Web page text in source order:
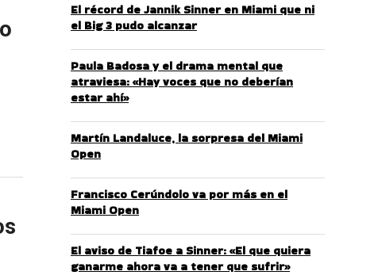
El récord de Jannik Sinner en Miami que ni
el Big 3 pudo alcanzar
Paula Badosa y el drama mental que
atraviesa: «Hay voces que no deberían
estar ahí»
Martín Landaluce, la sorpresa del Miami
Open
Francisco Cerúndolo va por más en el
Miami Open
El aviso de Tiafoe a Sinner: «El que quiera
ganarme ahora va a tener que sufrir»